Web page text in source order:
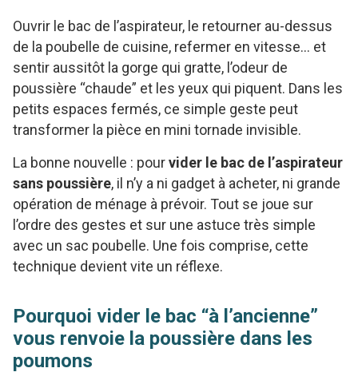
Ouvrir le bac de l’aspirateur, le retourner au-dessus
de la poubelle de cuisine, refermer en vitesse… et
sentir aussitôt la gorge qui gratte, l’odeur de
poussière “chaude” et les yeux qui piquent. Dans les
petits espaces fermés, ce simple geste peut
transformer la pièce en mini tornade invisible.
La bonne nouvelle : pourvider le bac de l’aspirateur
sans poussière, il n’y a ni gadget à acheter, ni grande
opération de ménage à prévoir. Tout se joue sur
l’ordre des gestes et sur une astuce très simple
avec un sac poubelle. Une fois comprise, cette
technique devient vite un réflexe.
Pourquoi vider le bac “à l’ancienne”
vous renvoie la poussière dans les
poumons